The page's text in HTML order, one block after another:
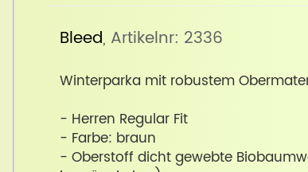
Bleed, Artikelnr: 2336
Winterparka mit robustem
- Herren Regular Fit
- Farbe: braun
- Oberstoff dicht gewebte